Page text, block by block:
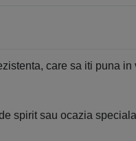
care sa iti puna in
spirit sau ocazia